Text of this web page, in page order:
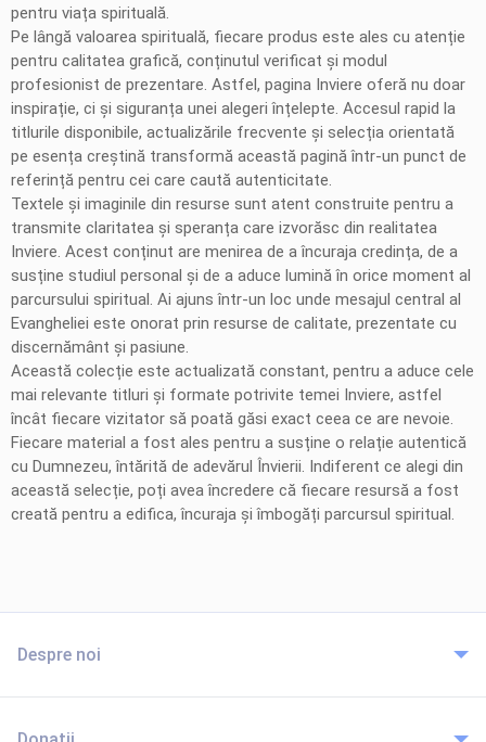
pentru viața spirituală.
Pe lângă valoarea spirituală, fiecare produs este ales cu atenție
pentru calitatea grafică, conținutul verificat și modul
profesionist de prezentare. Astfel, pagina Inviere oferă nu doar
inspirație, ci și siguranța unei alegeri înțelepte. Accesul rapid la
titlurile disponibile, actualizările frecvente și selecția orientată
pe esența creștină transformă această pagină într-un punct de
referință pentru cei care caută autenticitate.
Textele și imaginile din resurse sunt atent construite pentru a
transmite claritatea și speranța care izvorăsc din realitatea
Inviere. Acest conținut are menirea de a încuraja credința, de a
susține studiul personal și de a aduce lumină în orice moment al
parcursului spiritual. Ai ajuns într-un loc unde mesajul central al
Evangheliei este onorat prin resurse de calitate, prezentate cu
discernământ și pasiune.
Această colecție este actualizată constant, pentru a aduce cele
mai relevante titluri și formate potrivite temei Inviere, astfel
încât fiecare vizitator să poată găsi exact ceea ce are nevoie.
Fiecare material a fost ales pentru a susține o relație autentică
cu Dumnezeu, întărită de adevărul Învierii. Indiferent ce alegi din
această selecție, poți avea încredere că fiecare resursă a fost
creată pentru a edifica, încuraja și îmbogăți parcursul spiritual.
Despre noi